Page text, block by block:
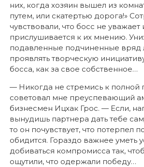
них, когда хозяин вышел из
путем, или скатертью дорога!»
чувствовали, что босс не уважает
прислушивается к их мнению.
подавленные подчиненные вряд
проявлять творческую
босса, как за свое собственное…
— Никогда не стремись к полной
советовал мне преуспевающий
бизнесмен Ицхак Грос. — Если,
вынудишь партнера дать тебе
то он почувствует, что потерпел
обидится. Гораздо важнее уметь
добиваться компромисса так,
ощутили, что одержали победу…